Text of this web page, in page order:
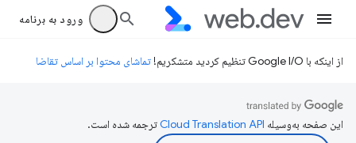
ورود به برنامه
از اینکه با Google I/O تنظیم کردید متشکریم! تماشای محتوا بر اساس تقاضا
این صفحه به‌وسیله ترجمه شده است.